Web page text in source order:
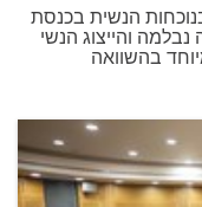
ממש בנוכחות הנשית בכנסת
והייצוג הנשי
בהשוואה